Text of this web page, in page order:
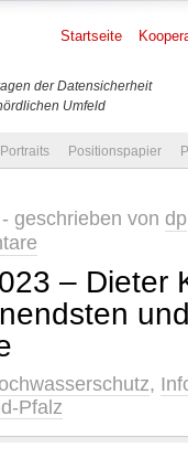
der Datensicherheit
Umfeld
Startseite
Portraits Positionspapier
- geschrieben von dp
– Dieter
,
Pfalz